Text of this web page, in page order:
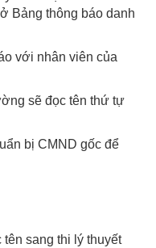
Bảng thông báo danh
với nhân viên của
sẽ đọc tên thứ tự
bị CMND gốc để
sang thi lý thuyết